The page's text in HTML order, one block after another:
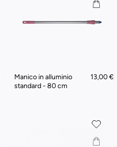
Manico in alluminio
standard - 80 cm
13,00 €